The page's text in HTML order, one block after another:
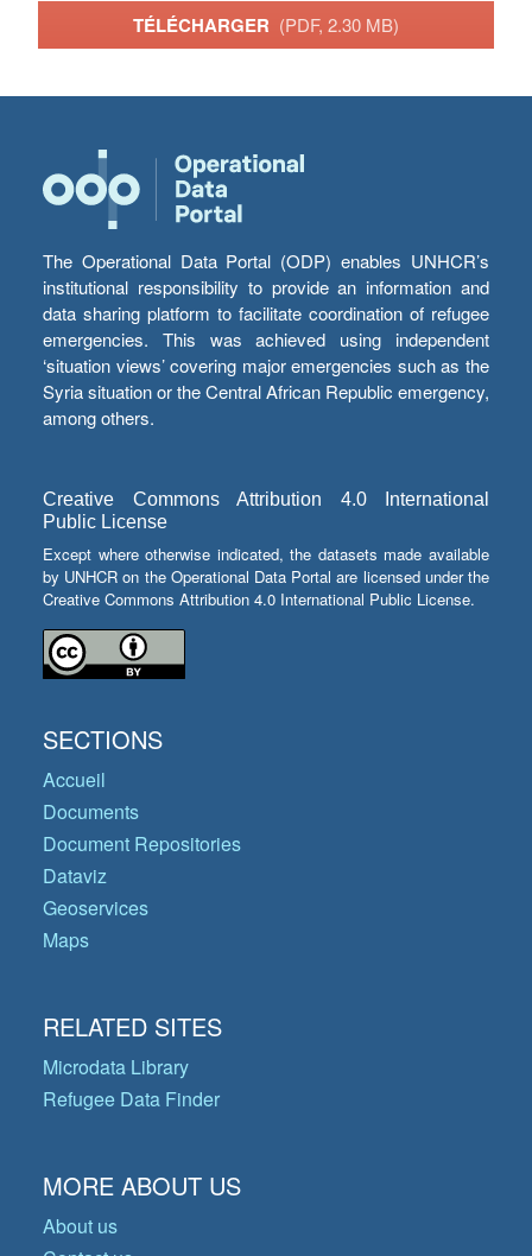
TÉLÉCHARGER (PDF, 2.30 MB)
The Operational Data Portal (ODP) enables UNHCR’s
institutional responsibility to provide an information and
data sharing platform to facilitate coordination of refugee
emergencies. This was achieved using independent
‘situation views’ covering major emergencies such as the
Syria situation or the Central African Republic emergency,
among others.
Creative Commons Attribution 4.0 International
Public License
Except where otherwise indicated, the datasets made available
by UNHCR on the Operational Data Portal are licensed under the
Creative Commons Attribution 4.0 International Public License.
SECTIONS
Accueil
Documents
Document Repositories
Dataviz
Geoservices
Maps
RELATED SITES
Microdata Library
Refugee Data Finder
MORE ABOUT US
About us